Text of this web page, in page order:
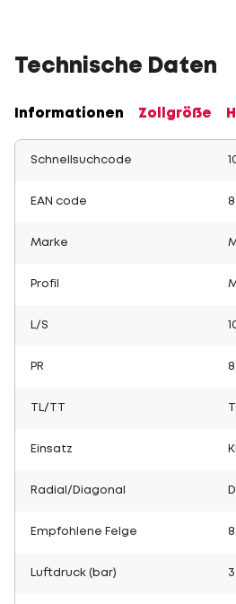
Technische Daten
Informationen Zollgröße
Schnellsuchcode
EAN code
Marke
Profil
L/S
PR 8
TL/TT
Einsatz
Radial/Diagonal
Empfohlene Felge
Luftdruck (bar) 3